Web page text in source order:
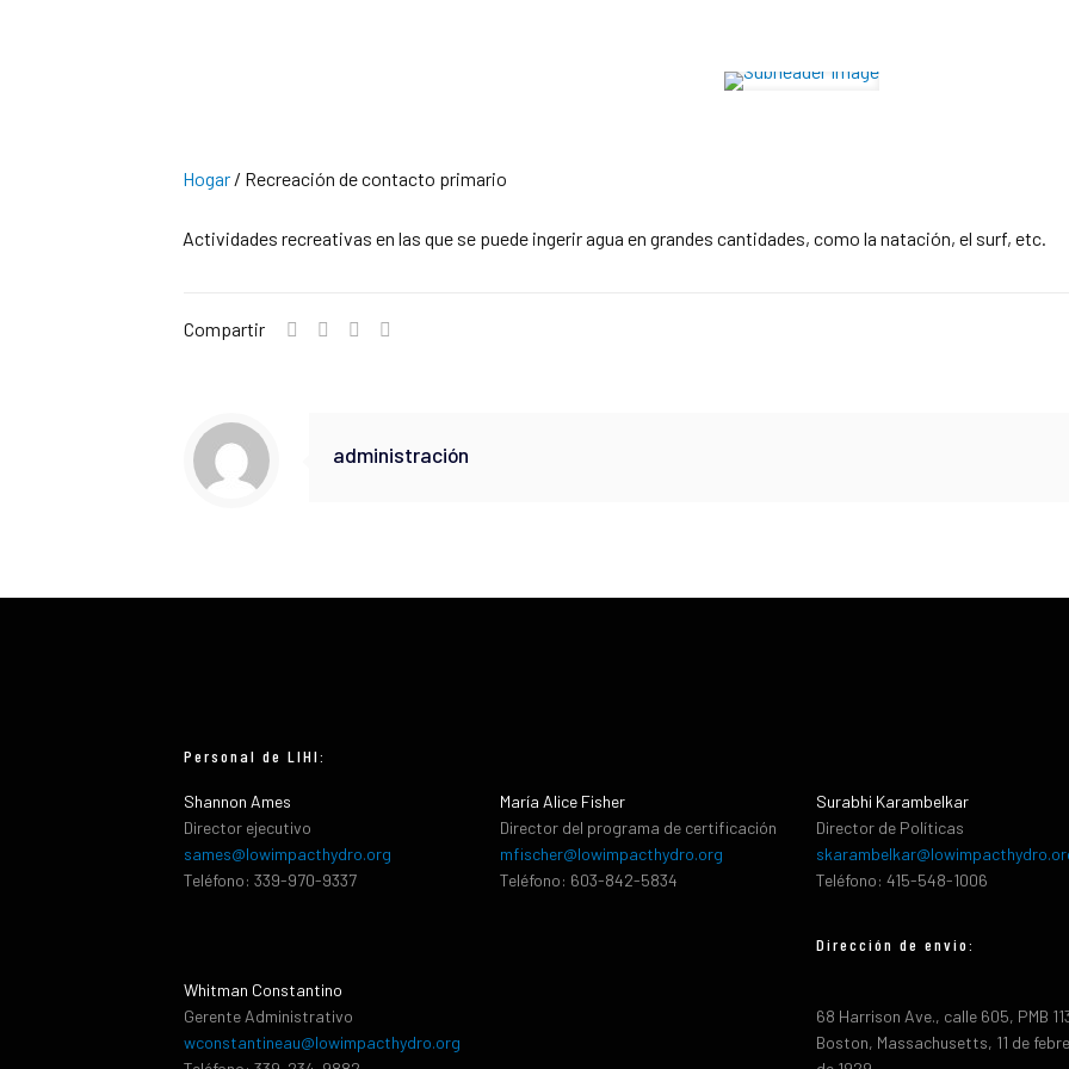
Hogar/ Recreación de contacto primario
Actividades recreativas en las que se puede ingerir agua en grandes cantidades, como la natación, el surf, etc.
Compartir
administración
Personal de LIHI:
Shannon Ames
Director ejecutivo
sames@lowimpacthydro.org
Teléfono: 339-970-9337
Whitman Constantino
Gerente Administrativo
wconstantineau@lowimpacthydro.org
María Alice Fisher
Director del programa de certificación
mfischer@lowimpacthydro.org
Teléfono: 603-842-5834
Surabhi Karambelkar
Director de Políticas
Teléfono: 415-548-1006
Dirección de envio:
68 Harrison Ave., calle 605, PMB
Boston, Massachusetts, 11 de